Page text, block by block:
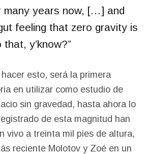
many years now, […] and
feeling that zero gravity is
y’know?”
esto, será la primera
en utilizar como estudio de
sin gravedad, hasta ahora lo
de esta magnitud han
vivo a treinta mil pies de altura,
reciente Molotov y Zoé en un